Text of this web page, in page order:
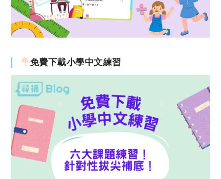
免費下載小學中文練習